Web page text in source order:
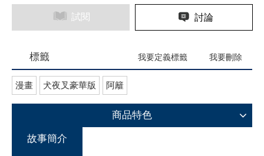
試閱 討論
標籤 我要定義標籤 我要刪除
漫畫 犬夜叉豪華版 阿籬
商品特色
故事簡介